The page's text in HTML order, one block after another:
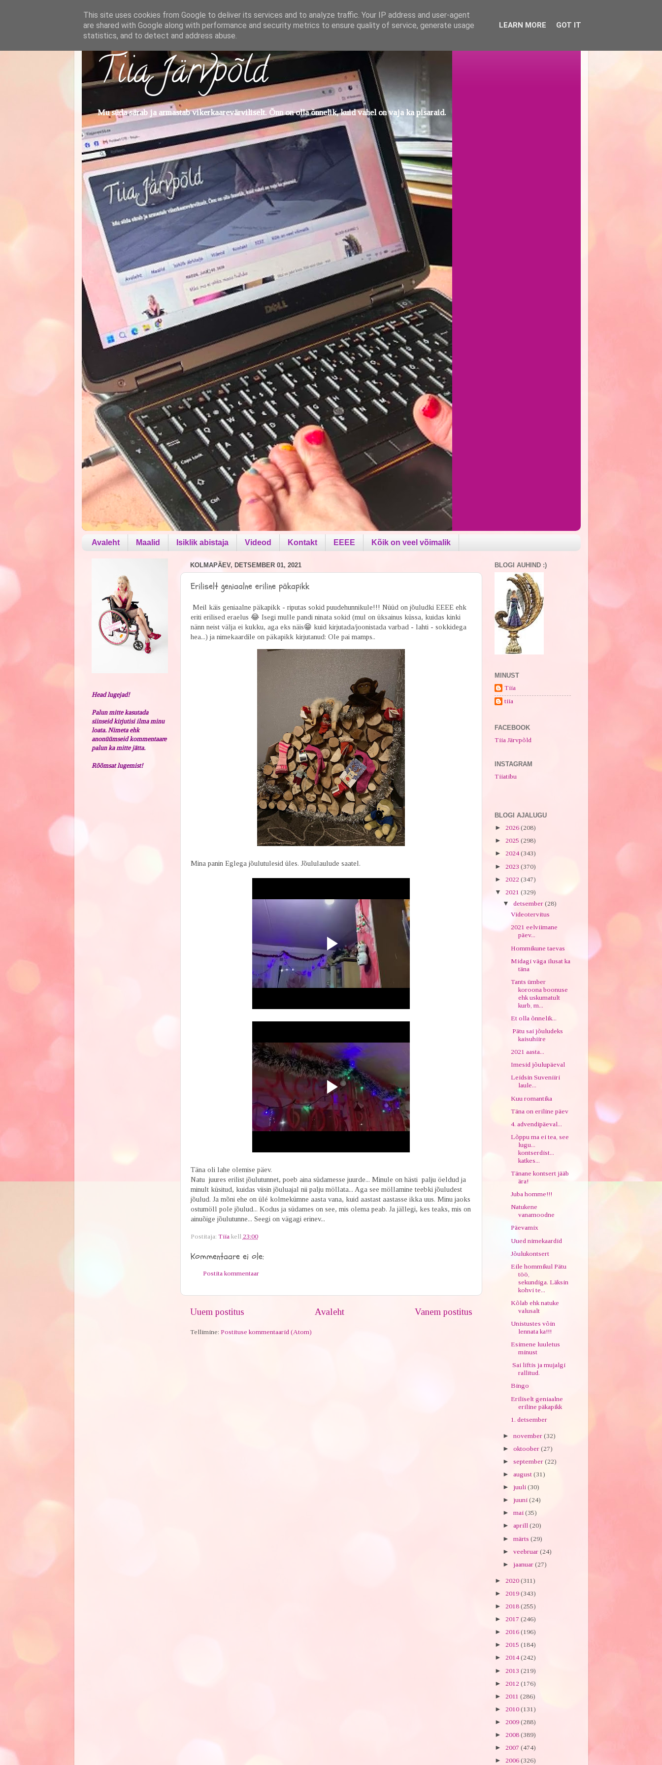
Tiia Järvpõld
Mu süda särab ja armastab vikerkaarevärviliselt. Õnn on olla õnnelik, kuid vahel on vaja ka pisaraid.
Avaleht Maalid Isiklik abistaja Videod Kontakt EEEE Kõik on veel võimalik
KOLMAPÄEV, DETSEMBER 01, 2021
Eriliselt geniaalne eriline päkapikk
Meil käis geniaalne päkapikk - riputas sokid puudehunnikule!!! Nüüd on jõuludki EEEE ehk
eriti erilised eraelus 😂 Isegi mulle pandi ninata sokid (mul on üksainus küssa, kuidas kinki
nänn neist välja ei kukku, aga eks näis😁 kuid kirjutada/joonistada varbad - lahti - sokkidega
hea...) ja nimekaardile on päkapikk kirjutanud: Ole pai mamps..
Mina panin Eglega jõulutulesid üles. Jõululaulude saatel.
Täna oli lahe olemise päev.
Natu juures erilist jõulutunnet, poeb aina südamesse juurde... Minule on hästi palju öeldud ja
minult küsitud, kuidas viisin jõuluajal nii palju möllata... Aga see möllamine teebki jõuludest
jõulud. Ja mõni ehe on ülé kolmekümne aasta vana, kuid aastast aastasse ikka uus. Minu jaoks
ostumöll pole jõulud... Kodus ja südames on see, mis olema peab. Ja jällegi, kes teaks, mis on
ainuõige jõulutunne... Seegi on vägagi erinev...
Postitaja: Tiia kell 23:00
Kommentaare ei ole:
Postita kommentaar
Uuem postitus Vanem postitus
Avaleht
Tellimine: Postituse kommentaarid (Atom)
Head lugejad!
Palun mitte kasutada
siinseid kirjutisi ilma minu
loata. Nimeta ehk
anonüümseid kommentaare
palun ka mitte jätta.
Rõõmsat lugemist!
BLOGI AUHIND :)
MINUST
Tiia
tiia
FACEBOOK
Tiia Järvpõld
INSTAGRAM
Tiiatibu
BLOGI AJALUGU
► 2026 (208)
► 2025 (298)
► 2024(343)
► 2023 (370)
► 2022 (347)
▼ 2021 (329)
▼ detsember (28)
Videotervitus
2021 eelviimane
päev...
Hommikune taevas
Midagi väga ilusat ka
täna
Tants ümber
koroona boonuse
ehk uskumatult
kurb, m...
Et olla õnnelik...
Pätu sai jõuludeks
kaisuhiire
2021 aasta...
Imesid jõulupäeval
Leidsin Suveniiri
laule...
Kuu romantika
Täna on eriline päev
4. advendipäeval...
Lõppu ma ei tea, see
lugu...
kontserdist...
katkes...
Tänane kontsert jääb
ära!
Juba homme!!!
Natukene
vanamoodne
Päevamix
Uued nimekaardid
Jõulukontsert
Eile hommikul Pätu
töö,
sekundiga. Läksin
kohvi te...
Kõlab ehk natuke
valusalt
Unistustes võin
lennata ka!!!
Esimene luuletus
minust
Sai liftis ja mujalgi
rallitud.
Bingo
Eriliselt geniaalne
eriline päkapikk
1. detsember
► november (32)
► oktoober (27)
► september (22)
► august (31)
► juuli (30)
► juuni (24)
► mai (35)
► aprill (20)
► märts (29)
► veebruar (24)
► jaanuar (27)
► 2020 (311)
► 2019 (343)
► 2018 (255)
► 2017 (246)
► 2016 (196)
► 2015 (184)
► 2014(242)
► 2013 (219)
► 2012 (176)
► 2011 (286)
► 2010 (131)
► 2009 (288)
► 2008 (389)
► 2007 (474)
► 2006 (326)
This site uses cookies from Google to deliver its services and to analyze traffic. Your IP address and user-agent
are shared with Google along with performance and security metrics to ensure quality of service, generate usage
statistics, and to detect and address abuse.
LEARN MORE GOT IT